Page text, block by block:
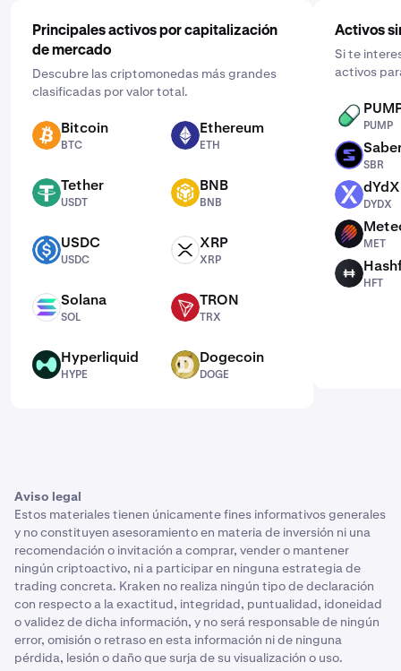
Principales activos por capitalización
de mercado
Descubre las criptomonedas más grandes
clasificadas por valor total.
BTC Bitcoin
BTC
ETH Ethereum
ETH
USDT Tether
USDT
BNB BNB
BNB
USDC USDC
USDC
XRP XRP
XRP
SOL Solana
SOL
TRX TRON
TRX
HYPE Hyperliquid
HYPE
DOGE Dogecoin
DOGE
Activos
Si te
activos
PUMP
PUMP
SBR
SBR
DYDX dYdX
DYDX
MET
MET
HFT
HFT
Aviso legal
Estos materiales tienen únicamente fines informativos generales
y no constituyen asesoramiento en materia de inversión ni una
recomendación o invitación a comprar, vender o mantener
ningún criptoactivo, ni a participar en ninguna estrategia de
trading concreta. Kraken no realiza ningún tipo de declaración
con respecto a la exactitud, integridad, puntualidad, idoneidad
o validez de dicha información, y no será responsable de ningún
error, omisión o retraso en esta información ni de ninguna
pérdida, lesión o daño que surja de su visualización o uso.